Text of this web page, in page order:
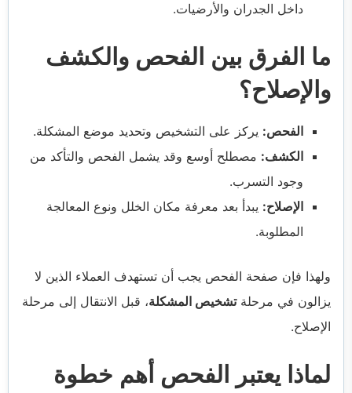
داخل الجدران والأرضيات.
ما الفرق بين الفحص والكشف
والإصلاح؟
الفحص: يركز على التشخيص وتحديد موضع المشكلة.
الكشف: مصطلح أوسع وقد يشمل الفحص والتأكد من
وجود التسرب.
الإصلاح: يبدأ بعد معرفة مكان الخلل ونوع المعالجة
المطلوبة.
ولهذا فإن صفحة الفحص يجب أن تستهدف العملاء الذين لا
يزالون في مرحلةتشخيص المشكلة، قبل الانتقال إلى مرحلة
الإصلاح.
لماذا يعتبر الفحص أهم خطوة